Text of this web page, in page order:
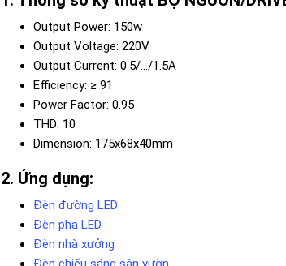
Output Power: 150w
Output Voltage: 220V
Output Current: 0.5/.../1.5A
Efficiency: ≥ 91
Power Factor: 0.95
THD: 10
Dimension: 175x68x40mm
Ứng dụng:
Đèn đường LED
Đèn pha LED
Đèn nhà xưởng